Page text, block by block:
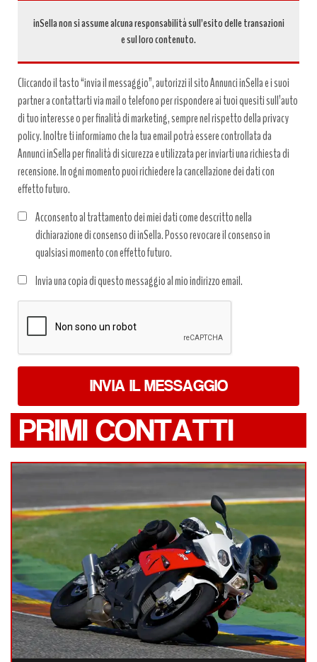
inSella non si assume alcuna responsabilità sull’esito delle transazioni
e sul loro contenuto.
Cliccando il tasto “invia il messaggio”, autorizzi il sito Annunci inSella e i suoi
partner a contattarti via mail o telefono per rispondere ai tuoi quesiti sull’auto
di tuo interesse o per finalità di marketing, sempre nel rispetto della privacy
policy. Inoltre ti informiamo che la tua email potrà essere controllata da
Annunci inSella per finalità di sicurezza e utilizzata per inviarti una richiesta di
recensione. In ogni momento puoi richiedere la cancellazione dei dati con
effetto futuro.
Acconsento al trattamento dei miei dati come descritto nella
dichiarazione di consenso di inSella. Posso revocare il consenso in
qualsiasi momento con effetto futuro.
dati
*
Invia una copia di questo messaggio al mio indirizzo email.
INVIA IL MESSAGGIO
PRIMI CONTATTI